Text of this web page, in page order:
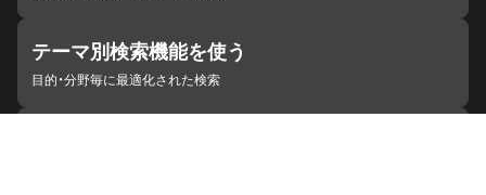
テーマ別検索機能を使う
目的・分野毎に最適化された検索